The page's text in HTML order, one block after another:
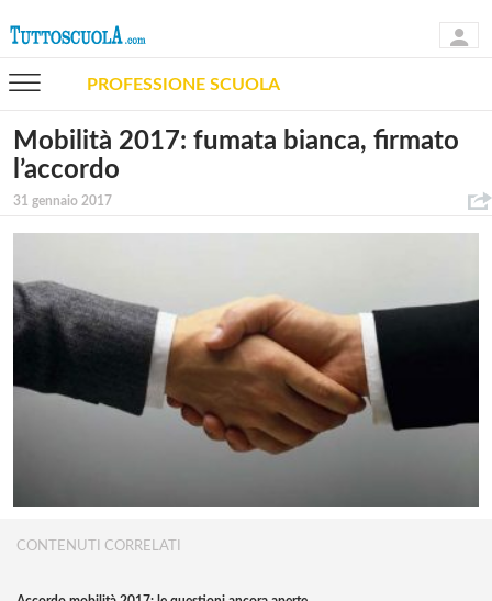
PROFESSIONE SCUOLA
Mobilità 2017: fumata bianca, firmato
l’accordo
31 gennaio 2017
CONTENUTI CORRELATI